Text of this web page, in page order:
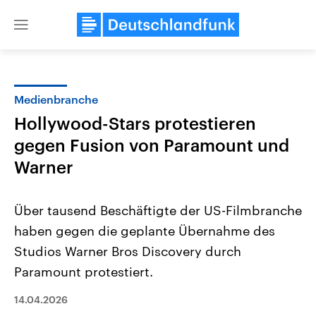
Close
Landtagswahl Sachsen-Anhalt
2026
Alle Informationen
Sachsen-Anhalt wählt am 6.
Landtag. Seit 2021 wird das
Aktuelle Beiträge,
Medienbranche
Hollywood-Stars protestieren
gegen Fusion von Paramount und
Warner
Über tausend Beschäftigte der US-Filmbranche
haben gegen die geplante Übernahme des
Studios Warner Bros Discovery durch
Paramount protestiert.
14.04.2026